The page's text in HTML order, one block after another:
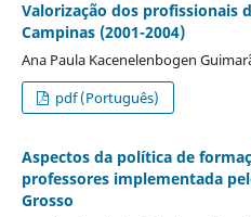
Valorização dos profissionais
Campinas (2001-2004)
Ana Paula Kacenelenbogen
pdf (Português)
Aspectos da política de
professores implementada
Grosso